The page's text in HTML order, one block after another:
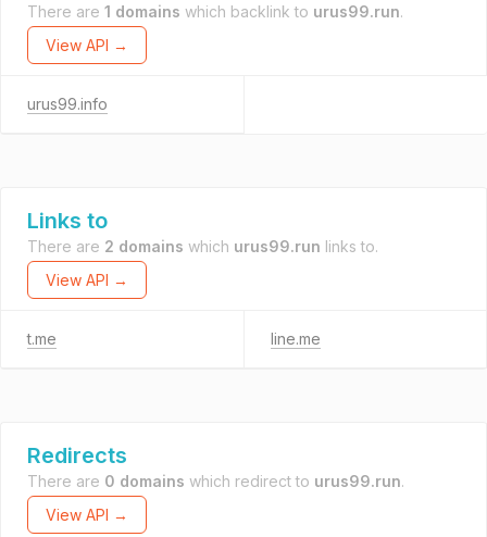
There are 1 domains which backlink to urus99.run.
View API →
urus99.info
Links to
There are 2 domains which urus99.run links to.
View API →
t.me line.me
Redirects
There are 0 domains which redirect to urus99.run.
View API →